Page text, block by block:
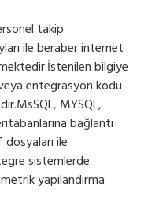
takip
ile beraber internet
bilgiye
entegrasyon kodu
MYSQL,
bağlantı
ile
sistemlerde
yapılandırma